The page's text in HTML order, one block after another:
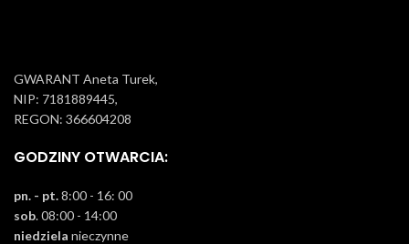
GWARANT Aneta Turek,
NIP: 7181889445,
REGON: 366604208
GODZINY OTWARCIA:
pn. - pt.8:00 - 16: 00
sob. 08:00 - 14:00
niedziela nieczynne